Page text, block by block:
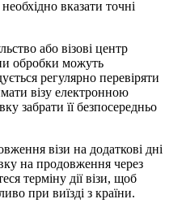
вказати точні
або візові центр
обробки можуть
регулярно перевіряти
візу електронною
забрати її безпосередньо
візи на додаткові дні
на продовження через
терміну дії візи, щоб
при виїзді з країни.